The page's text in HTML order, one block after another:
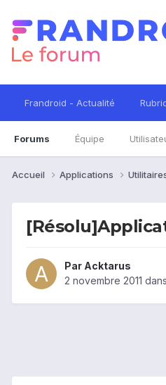
Frandroid - Actualité
Forums Équipe
Accueil Applications
Par Acktarus
2 novembre 2011 dans